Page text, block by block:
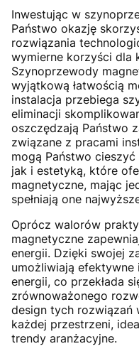
Inwestując w
Państwo okazję
rozwiązania
wymierne korzyści dla
Szynoprzewody
wyjątkową łatwością
instalacja przebiega
eliminacji
oszczędzają Państwo
związane z pracami
mogą Państwo
jak i estetyką, które
magnetyczne, mając
spełniają one
Oprócz walorów
magnetyczne
energii. Dzięki swojej
umożliwiają
energii, co przekłada
zrównoważonego
design tych rozwiązań
każdej przestrzeni,
trendy aranżacyjne.